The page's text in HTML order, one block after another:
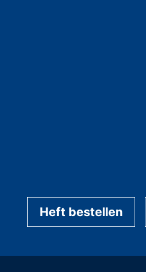
Heft bestellen